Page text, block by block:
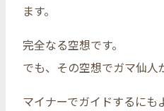
ます。
完全なる空想です。
でも、その空想でガマ仙人
マイナーでガイドするにも